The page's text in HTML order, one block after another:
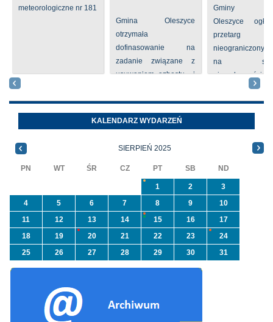
meteorologiczne nr 181
Gmina Oleszyce
otrzymała
dofinasowanie na
zadanie związane z
usuwaniem azbestu i
azbest w ramach
programu
priorytetowego
NFOŚiGW pn.
Gminy
Oleszyce
przetarg
nieograniczony
na
nieruchomości nr
Oleszycach
Orzeszkowej.
informacji ...
KALENDARZ WYDARZEŃ
SIERPIEŃ 2025
PN WT ŚR CZ PT SB ND
1 2
3
4
5 6 7 8 9
10
11
12 13 14 15 16
17
18
19 20 21 22 23
24
25
26 27 28 29 30 31